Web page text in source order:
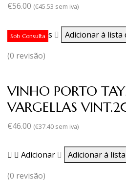
€56.00 (€45.53 sem iva)
Sob Consulta
Ler mais Adicionar à lista
(0 revisão)
VINHO PORTO
VARGELLAS
€46.00 (€37.40 sem iva)
Adicionar Adicionar à
(0 revisão)